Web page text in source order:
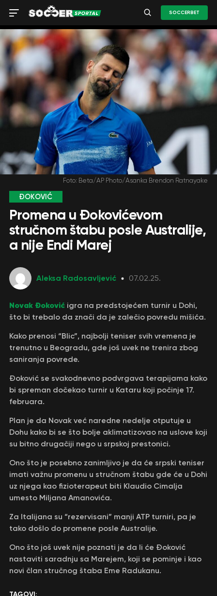
SOCCERBET
Foto: Beta/AP Photo/Asanka Brendon Ratnayake
ĐOKOVIĆ
Promena u Đokovićevom
stručnom štabu posle Australije,
a nije Endi Marej
Aleksa Radosavljević 07.02.25.
Novak Đokovićigra na predstojećem turnir u Dohi,
što bi trebalo da znači da je zalečio povredu mišića.
Kako prenosi “Blic”, najbolji teniser svih vremena je
trenutno u Beogradu, gde još uvek ne trenira zbog
saniranja povrede.
Đoković se svakodnevno podvrgava terapijama kako
bi spreman dočekao turnir u Kataru koji počinje 17.
februara.
Plan je da Novak već naredne nedelje otputuje u
Dohu kako bi se što bolje aklimatizovao na uslove koji
su bitno drugačiji nego u srpskoj prestonici.
Ono što je posebno zanimljivo je da će srpski teniser
imati važnu promenu u stručnom štabu gde će u Dohi
uz njega kao fizioterapeut biti Klaudio Cimalja
umesto Miljana Amanovića.
Za Italijana su “rezervisani” manji ATP turniri, pa je
tako došlo do promene posle Australije.
Ono što još uvek nije poznati je da li će Đoković
nastaviti saradnju sa Marejem, koji se pominje i kao
novi član stručnog štaba Eme Radukanu.
TAGOVI: